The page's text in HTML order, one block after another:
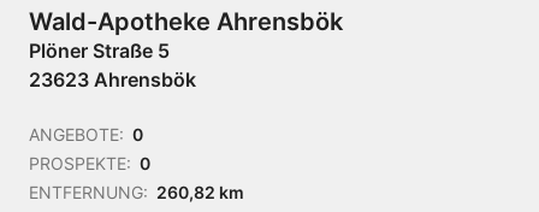
Wald-Apotheke Ahrensbök
Plöner Straße 5
23623 Ahrensbök
ANGEBOTE: 0
PROSPEKTE: 0
ENTFERNUNG: 260,82 km